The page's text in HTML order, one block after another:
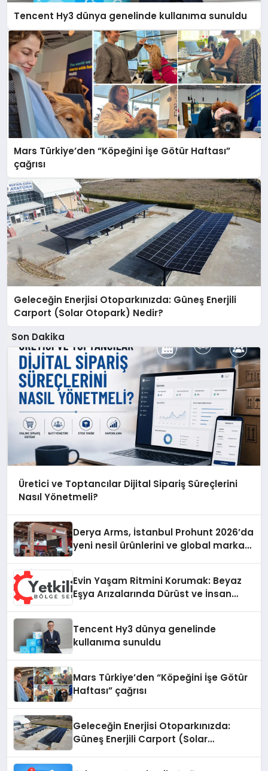
Tencent Hy3 dünya genelinde kullanıma sunuldu
Mars Türkiye’den “Köpeğini İşe Götür Haftası”
çağrısı
Geleceğin Enerjisi Otoparkınızda: Güneş Enerjili
Carport (Solar Otopark) Nedir?
Son Dakika
Üretici ve Toptancılar Dijital Sipariş Süreçlerini
Nasıl Yönetmeli?
Derya Arms, İstanbul Prohunt 2026’da
yeni nesil ürünlerini ve global marka
Evin Yaşam Ritmini Korumak: Beyaz
Eşya Arızalarında Dürüst ve İnsan
Tencent Hy3 dünya genelinde
kullanıma sunuldu
Mars Türkiye’den “Köpeğini İşe Götür
Haftası” çağrısı
Geleceğin Enerjisi Otoparkınızda:
Güneş Enerjili Carport (Solar